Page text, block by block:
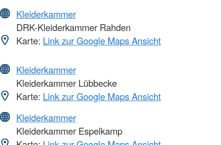
Kleiderkammer
DRK-Kleiderkammer Rahden
Karte: Link zur Google Maps Ansicht
Kleiderkammer
Kleiderkammer Lübbecke
Karte: Link zur Google Maps Ansicht
Kleiderkammer
Kleiderkammer Espelkamp